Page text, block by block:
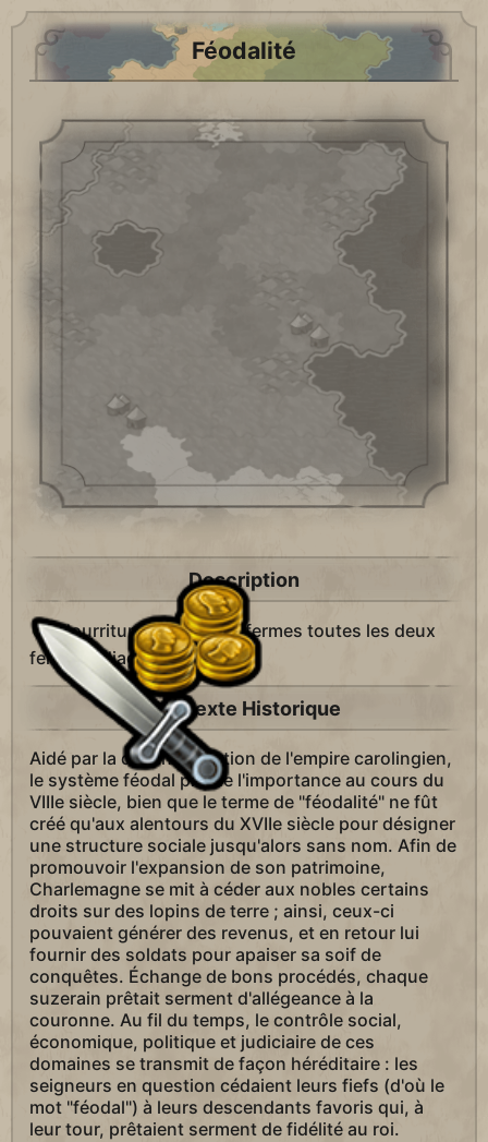
Féodalité
Description
Nourriture +1 pour les fermes toutes les deux
fermes adjacentes.
Contexte Historique
Aidé par la décentralisation de l'empire carolingien,
le système féodal prit de l'importance au cours du
VIIIe siècle, bien que le terme de "féodalité" ne fût
créé qu'aux alentours du XVIIe siècle pour désigner
une structure sociale jusqu'alors sans nom. Afin de
promouvoir l'expansion de son patrimoine,
Charlemagne se mit à céder aux nobles certains
droits sur des lopins de terre ; ainsi, ceux-ci
pouvaient générer des revenus, et en retour lui
fournir des soldats pour apaiser sa soif de
conquêtes. Échange de bons procédés, chaque
suzerain prêtait serment d'allégeance à la
couronne. Au fil du temps, le contrôle social,
économique, politique et judiciaire de ces
domaines se transmit de façon héréditaire : les
seigneurs en question cédaient leurs fiefs (d'où le
mot "féodal") à leurs descendants favoris qui, à
leur tour, prêtaient serment de fidélité au roi.